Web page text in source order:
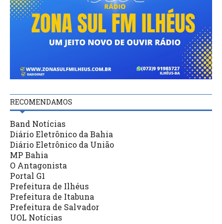
RECOMENDAMOS
Band Notícias
Diário Eletrônico da Bahia
Diário Eletrônico da União
MP Bahia
O Antagonista
Portal G1
Prefeitura de Ilhéus
Prefeitura de Itabuna
Prefeitura de Salvador
UOL Notícias